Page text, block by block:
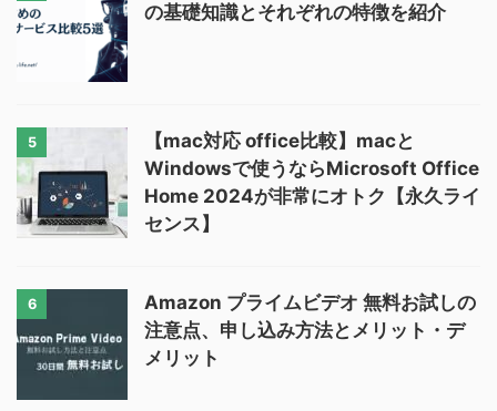
の基礎知識とそれぞれの特徴を紹介
5
【mac対応 office比較】macと
Windowsで使うならMicrosoft Office
Home 2024が非常にオトク【永久ライ
センス】
6
Amazon プライムビデオ 無料お試しの
注意点、申し込み方法とメリット・デ
メリット